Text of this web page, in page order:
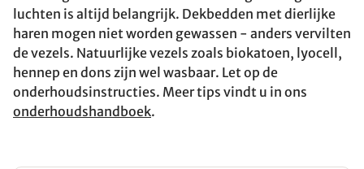
luchten is altijd belangrijk. Dekbedden met dierlijke
haren mogen niet worden gewassen - anders vervilten
de vezels. Natuurlijke vezels zoals biokatoen, lyocell,
hennep en dons zijn wel wasbaar. Let op de
onderhoudsinstructies. Meer tips vindt u in ons
onderhoudshandboek.